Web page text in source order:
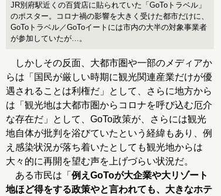
JR別府駅近くの百貨店に貼られていた「GoToトラベル」
のポスター。コロナ禍の影響を大きく受けた都市だけに、
GoToトラベル／GoToイートには市内の大半の対象事業者
が参加していたが…。
しかしその反面、大都市圏や一部のメディアか
らは「国民が厳しい時期に観光関連産業だけが優
遇されることは利権だ」として、さらに地方から
は「観光地は大都市圏からコロナを呼び込む厄介
な存在だ」として、GoTo政策が、さらには観光
地自体が批判を浴びていたという経緯もあり、例
え感染状況が落ち着いたとしても観光地からは
大々的に再開を望む声を上げづらい状況だ。
ある市民は「 例えGoToが大企業や大リゾート
地ほど得をする政策やと言われても、大きなホテ